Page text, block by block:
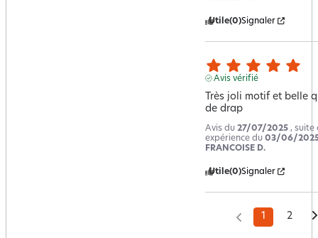
Utile(0)Signaler
Avis vérifié
Très joli motif et belle
de drap
Avis du 27/07/2025 , suite
expérience du 03/06/
FRANCOISE D.
Utile(0)Signaler
1 2